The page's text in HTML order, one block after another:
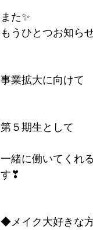
また✨
もうひとつお知ら
事業拡大に向けて
第５期生として
一緒に働いてくれ
す❣
◆メイク大好きな